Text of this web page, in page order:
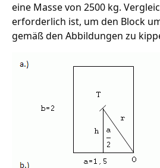
eine Masse von 2500 kg.
erforderlich ist, um den Block
gemäß den Abbildungen zu